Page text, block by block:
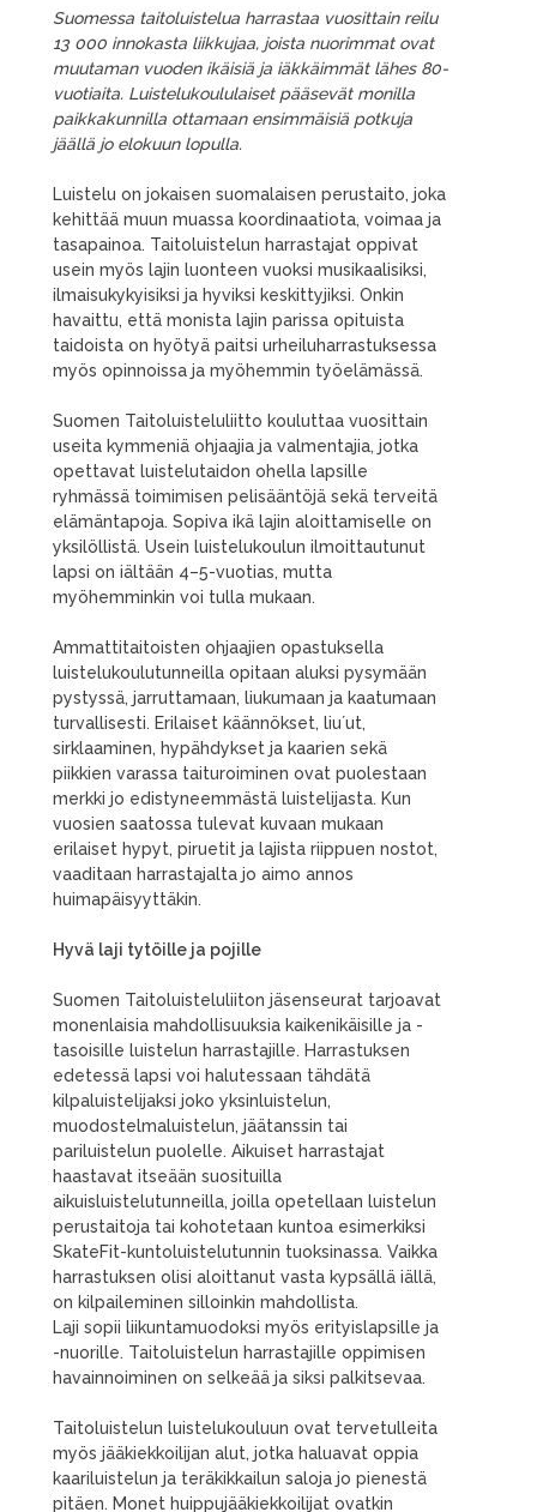
Suomessa taitoluistelua harrastaa vuosittain reilu
13 000 innokasta liikkujaa, joista nuorimmat ovat
muutaman vuoden ikäisiä ja iäkkäimmät lähes 80-
vuotiaita. Luistelukoululaiset pääsevät monilla
paikkakunnilla ottamaan ensimmäisiä potkuja
jäällä jo elokuun lopulla.
Luistelu on jokaisen suomalaisen perustaito, joka
kehittää muun muassa koordinaatiota, voimaa ja
tasapainoa. Taitoluistelun harrastajat oppivat
usein myös lajin luonteen vuoksi musikaalisiksi,
ilmaisukykyisiksi ja hyviksi keskittyjiksi. Onkin
havaittu, että monista lajin parissa opituista
taidoista on hyötyä paitsi urheiluharrastuksessa
myös opinnoissa ja myöhemmin työelämässä.
Suomen Taitoluisteluliitto kouluttaa vuosittain
useita kymmeniä ohjaajia ja valmentajia, jotka
opettavat luistelutaidon ohella lapsille
ryhmässä toimimisen pelisääntöjä sekä terveitä
elämäntapoja. Sopiva ikä lajin aloittamiselle on
yksilöllistä. Usein luistelukoulun ilmoittautunut
lapsi on iältään 4–5-vuotias, mutta
myöhemminkin voi tulla mukaan.
Ammattitaitoisten ohjaajien opastuksella
luistelukoulutunneilla opitaan aluksi pysymään
pystyssä, jarruttamaan, liukumaan ja kaatumaan
turvallisesti. Erilaiset käännökset, liu´ut,
sirklaaminen, hypähdykset ja kaarien sekä
piikkien varassa taituroiminen ovat puolestaan
merkki jo edistyneemmästä luistelijasta. Kun
vuosien saatossa tulevat kuvaan mukaan
erilaiset hypyt, piruetit ja lajista riippuen nostot,
vaaditaan harrastajalta jo aimo annos
huimapäisyyttäkin.
Hyvä laji tytöille ja pojille
Suomen Taitoluisteluliiton jäsenseurat tarjoavat
monenlaisia mahdollisuuksia kaikenikäisille ja -
tasoisille luistelun harrastajille. Harrastuksen
edetessä lapsi voi halutessaan tähdätä
kilpaluistelijaksi joko yksinluistelun,
muodostelmaluistelun, jäätanssin tai
pariluistelun puolelle. Aikuiset harrastajat
haastavat itseään suosituilla
aikuisluistelutunneilla, joilla opetellaan luistelun
perustaitoja tai kohotetaan kuntoa esimerkiksi
SkateFit-kuntoluistelutunnin tuoksinassa. Vaikka
harrastuksen olisi aloittanut vasta kypsällä iällä,
on kilpaileminen silloinkin mahdollista.
Laji sopii liikuntamuodoksi myös erityislapsille ja
-nuorille. Taitoluistelun harrastajille oppimisen
havainnoiminen on selkeää ja siksi palkitsevaa.
Taitoluistelun luistelukouluun ovat tervetulleita
myös jääkiekkoilijan alut, jotka haluavat oppia
kaariluistelun ja teräkikkailun saloja jo pienestä
pitäen. Monet huippujääkiekkoilijat ovatkin